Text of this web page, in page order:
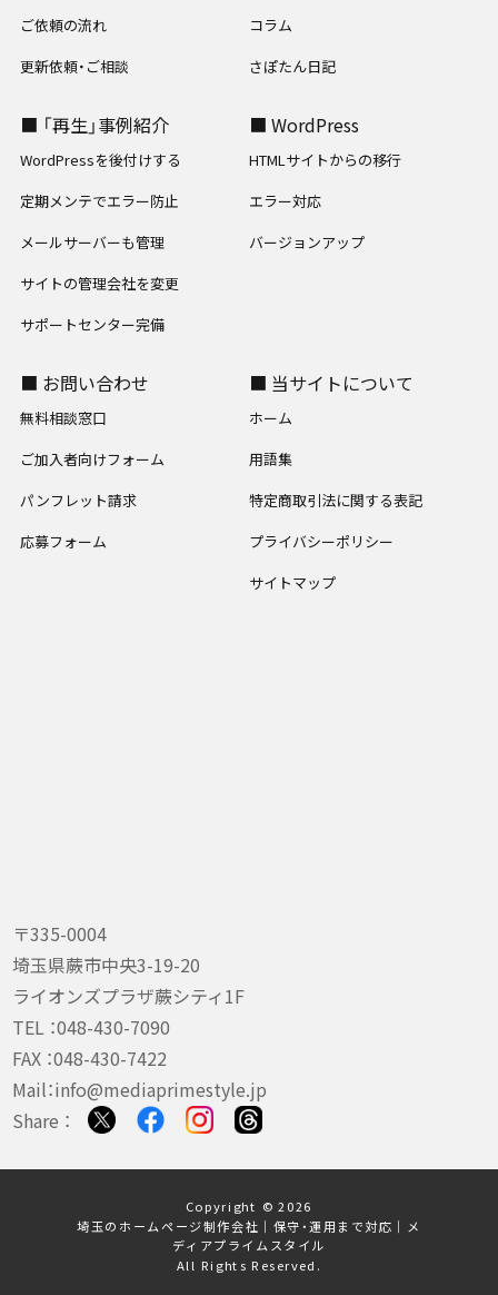
〒335-0004
埼玉県蕨市中央3-19-20
ライオンズプラザ蕨シティ1F
TEL ：048-430-7090
FAX ：048-430-7422
Mail：info@mediaprimestyle.jp
Share ：
ご依頼の流れ
更新依頼・ご相談
コラム
さぽたん日記
■ 「再生」事例紹介
WordPressを後付けする
定期メンテでエラー防止
メールサーバーも管理
サイトの管理会社を変更
サポートセンター完備
■ WordPress
HTMLサイトからの移行
エラー対応
バージョンアップ
■ お問い合わせ
無料相談窓口
ご加入者向けフォーム
パンフレット請求
応募フォーム
■ 当サイトについて
ホーム
用語集
特定商取引法に関する表記
プライバシーポリシー
サイトマップ
Copyright © 2026
埼玉のホームページ制作会社｜保守・運用まで対応｜メ
ディアプライムスタイル
All Rights Reserved.